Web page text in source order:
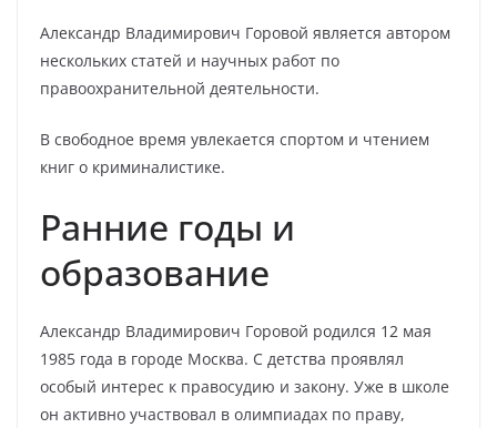
Александр Владимирович Горовой является автором
нескольких статей и научных работ по
правоохранительной деятельности.
В свободное время увлекается спортом и чтением
книг о криминалистике.
Ранние годы и
образование
Александр Владимирович Горовой родился 12 мая
1985 года в городе Москва. С детства проявлял
особый интерес к правосудию и закону. Уже в школе
он активно участвовал в олимпиадах по праву,